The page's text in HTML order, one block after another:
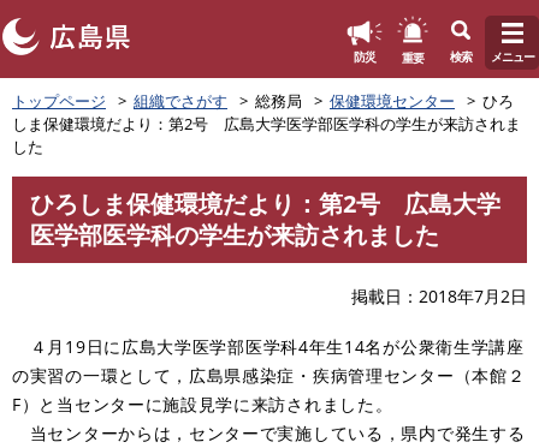
ペ
ー
ジ
の
す
防災 重要 検索 メニュー
トップページ 組織でさがす 総務局 保健環境センター
ひろ
しま保健環境だより：第2号 広島大学医学部医学科の学生が来訪されま
した
ひろしま保健環境だより：第2号 広島大学
医学部医学科の学生が来訪されました
掲載日 2018年7月2日
４ 月19日に広島大学医学部医学科4年生14名が公衆衛生学講座
の実習の一環として，広島県感染症・疾病管理センター（本館２
F）と当センターに施設見学に来訪されました。
当センターからは，センターで実施している，県内で発生する